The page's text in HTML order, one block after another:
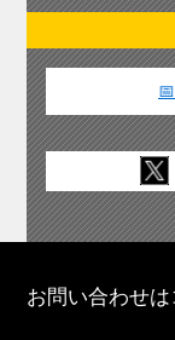
お問い合わせは